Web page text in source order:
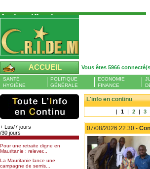
Authentification
Pour S'authentifier veuillez fournir votre
Pseudo et Mot de passer et cliquez sur : Se
connecter
Pseudo
Mot de passe
ACCUEIL Vous êtes 5966
Liste des membres en ligne (0)
SANTÉ
HYGIÈNE
POLITIQUE
GÉNÉRALE
ECONOMIE
FINANCE
+ Lus/7 jours
/30 jours
Pour une retraite digne en
Mauritanie : relever...
La Mauritanie lance une
campagne de semis...
L'info en continu
| 1 | 2 | 3
07/08/2026 22:30 -